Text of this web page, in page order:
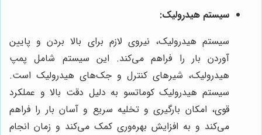
سیستم هیدرولیک:
سیستم هیدرولیک، نیروی لازم برای بالا بردن و پایین
آوردن بار را فراهم می‌کند. این سیستم شامل پمپ
هیدرولیک، شیرهای کنترل و جک‌های هیدرولیک است.
سیستم هیدرولیک کوماتسو به دلیل دقت بالا و عملکرد
قوی، امکان بارگیری و تخلیه سریع و آسان بار را فراهم
می‌کند و به افزایش بهره‌وری کمک می‌کند و زمان انجام